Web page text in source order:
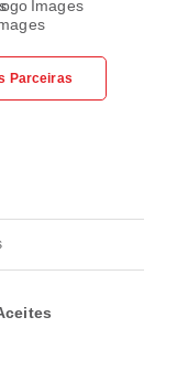
Parceiras